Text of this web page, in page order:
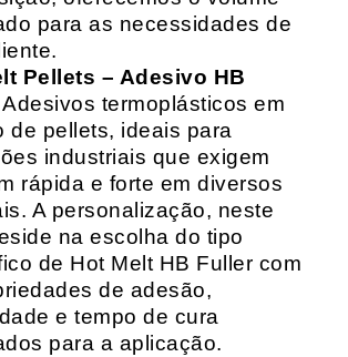
para as necessidades de
Pellets – Adesivo HB
Adesivos termoplásticos em
de pellets, ideais para
industriais que exigem
rápida e forte em diversos
A personalização, neste
na escolha do tipo
de Hot Melt HB Fuller com
de adesão,
e tempo de cura
para a aplicação.